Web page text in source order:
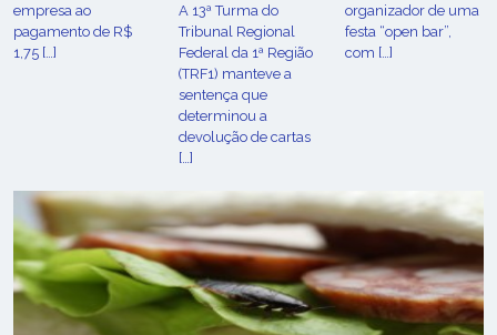
empresa ao
pagamento de R$
1,75 […]
A 13ª Turma do
Tribunal Regional
Federal da 1ª Região
(TRF1) manteve a
sentença que
determinou a
devolução de cartas
[…]
organizador de uma
festa “open bar”,
com […]